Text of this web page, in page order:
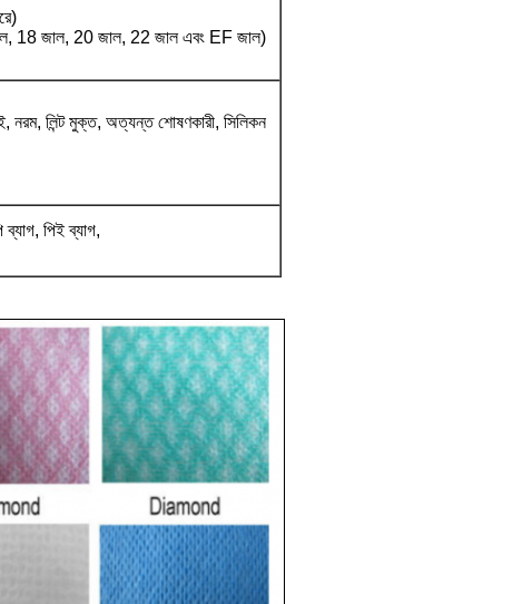
18 জাল, 20 জাল, 22 জাল এবং EF জাল)
নরম, লিন্ট মুক্ত, অত্যন্ত শোষণকারী, সিলিকন
ব্যাগ, পিই ব্যাগ,